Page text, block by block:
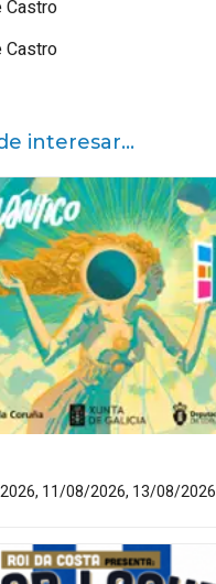
Castro
Castro
interesar...
11/08/2026, 13/08/2026